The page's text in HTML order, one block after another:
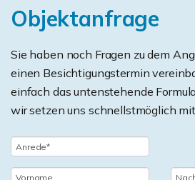
Objektanfrage
Sie haben noch Fragen zu dem
einen Besichtigungstermin
einfach das untenstehende
wir setzen uns schnellstmöglich